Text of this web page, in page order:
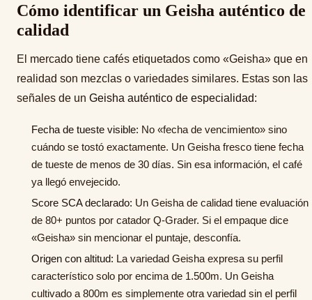
Cómo identificar un Geisha auténtico de
calidad
El mercado tiene cafés etiquetados como «Geisha» que en
realidad son mezclas o variedades similares. Estas son las
señales de un Geisha auténtico de especialidad:
Fecha de tueste visible: No «fecha de vencimiento» sino
cuándo se tostó exactamente. Un Geisha fresco tiene fecha
de tueste de menos de 30 días. Sin esa información, el café
ya llegó envejecido.
Score SCA declarado: Un Geisha de calidad tiene evaluación
de 80+ puntos por catador Q-Grader. Si el empaque dice
«Geisha» sin mencionar el puntaje, desconfía.
Origen con altitud: La variedad Geisha expresa su perfil
característico solo por encima de 1.500m. Un Geisha
cultivado a 800m es simplemente otra variedad sin el perfil